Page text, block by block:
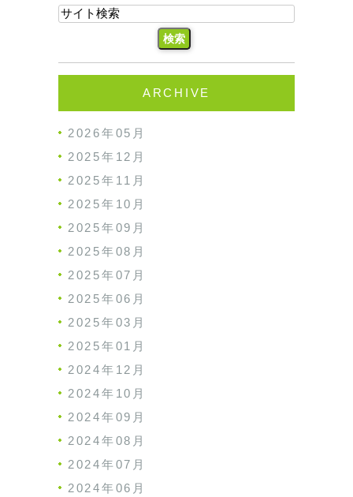
ARCHIVE
2026年05月
2025年12月
2025年11月
2025年10月
2025年09月
2025年08月
2025年07月
2025年06月
2025年03月
2025年01月
2024年12月
2024年10月
2024年09月
2024年08月
2024年07月
2024年06月